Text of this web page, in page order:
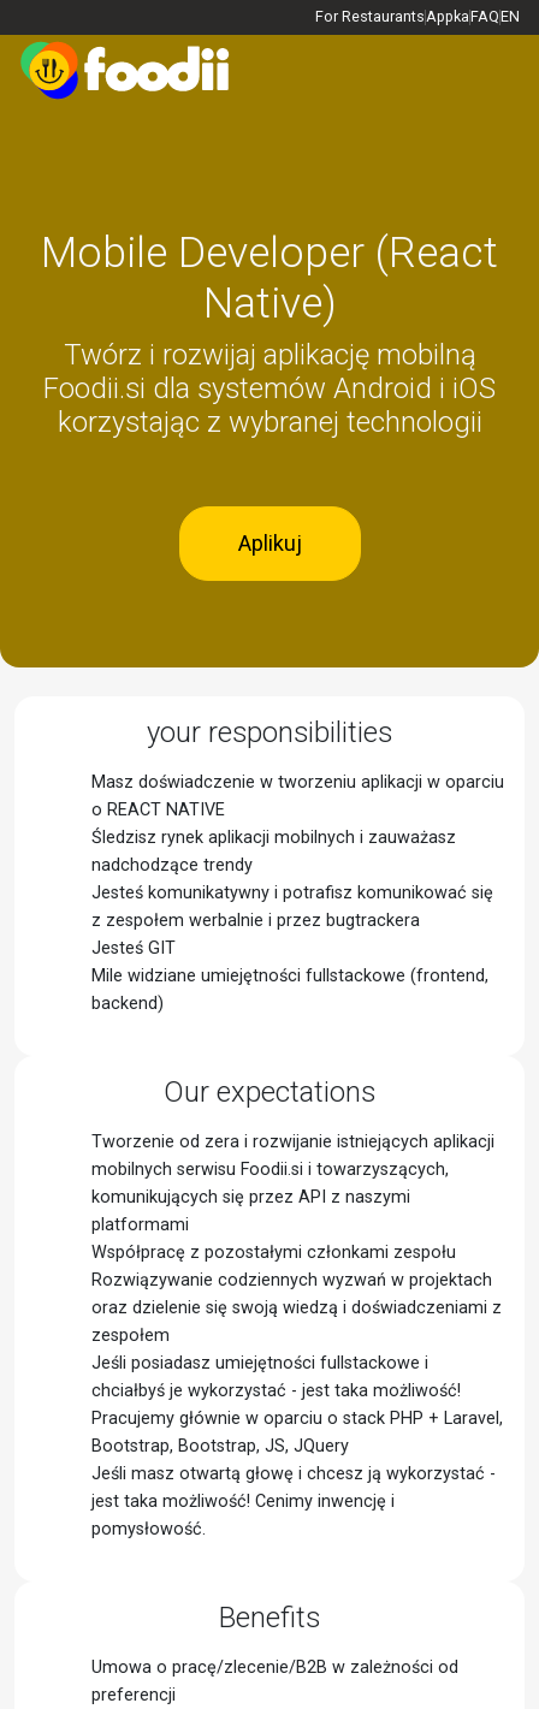
For RestaurantsAppkaFAQEN
Mobile Developer (React
Native)
Twórz i rozwijaj aplikację mobilną
Foodii.si dla systemów Android i iOS
korzystając z wybranej technologii
Aplikuj
your responsibilities
Masz doświadczenie w tworzeniu aplikacji w oparciu
o REACT NATIVE
Śledzisz rynek aplikacji mobilnych i zauważasz
nadchodzące trendy
Jesteś komunikatywny i potrafisz komunikować się
z zespołem werbalnie i przez bugtrackera
Jesteś GIT
Mile widziane umiejętności fullstackowe (frontend,
backend)
Our expectations
Tworzenie od zera i rozwijanie istniejących aplikacji
mobilnych serwisu Foodii.si i towarzyszących,
komunikujących się przez API z naszymi
platformami
Współpracę z pozostałymi członkami zespołu
Rozwiązywanie codziennych wyzwań w projektach
oraz dzielenie się swoją wiedzą i doświadczeniami z
zespołem
Jeśli posiadasz umiejętności fullstackowe i
chciałbyś je wykorzystać - jest taka możliwość!
Pracujemy głównie w oparciu o stack PHP + Laravel,
Bootstrap, Bootstrap, JS, JQuery
Jeśli masz otwartą głowę i chcesz ją wykorzystać -
jest taka możliwość! Cenimy inwencję i
pomysłowość.
Benefits
Umowa o pracę/zlecenie/B2B w zależności od
preferencji